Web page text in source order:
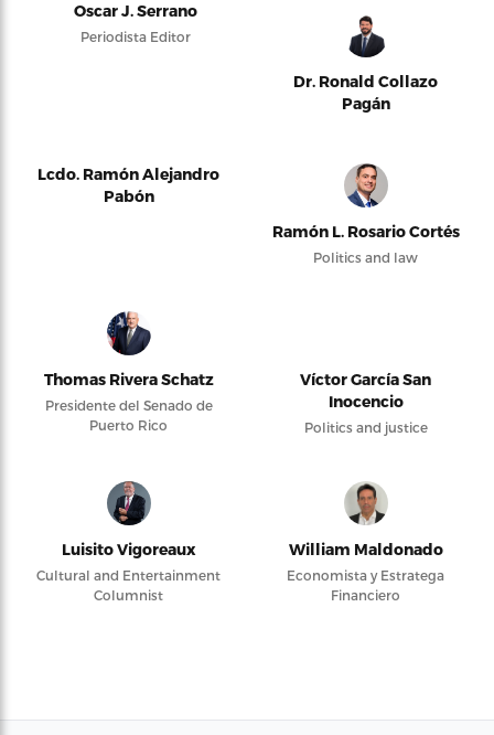
Oscar J. Serrano
Periodista Editor
Dr. Ronald Collazo
Pagán
Lcdo. Ramón Alejandro
Pabón
Ramón L. Rosario Cortés
Politics and law
Thomas Rivera Schatz
Presidente del Senado de
Puerto Rico
Víctor García San
Inocencio
Politics and justice
Luisito Vigoreaux
Cultural and Entertainment
Columnist
William Maldonado
Economista y Estratega
Financiero